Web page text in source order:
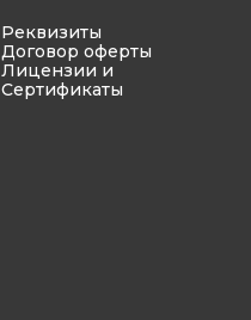
Реквизиты
Договор оферты
Лицензии и
Сертификаты